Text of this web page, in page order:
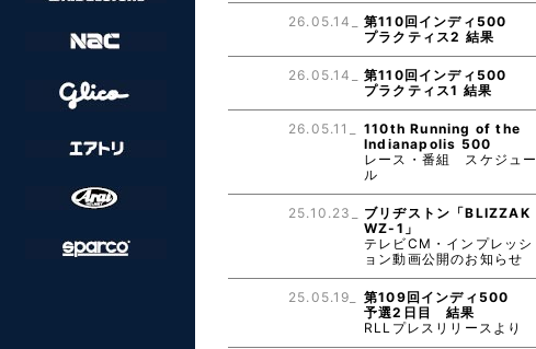
26.05.14_
第110回インディ500
プラクティス2 結果
26.05.14_
第110回インディ500
プラクティス1 結果
26.05.11_
110th Running of the
Indianapolis 500
レース・番組 スケジュー
ル
25.10.23_
ブリヂストン「BLIZZAK
WZ-1」
テレビCM・インプレッシ
ョン動画公開のお知らせ
25.05.19_
第109回インディ500
予選2日目 結果
RLLプレスリリースより